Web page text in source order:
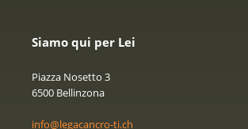
Siamo qui per Lei
Piazza Nosetto 3
6500 Bellinzona
info@legacancro-ti.ch